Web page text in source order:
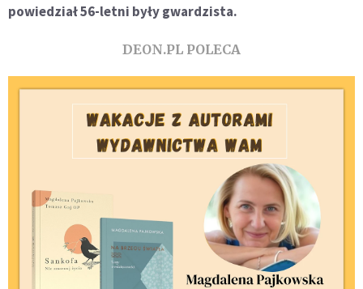
powiedział 56-letni były gwardzista.
DEON.PL POLECA